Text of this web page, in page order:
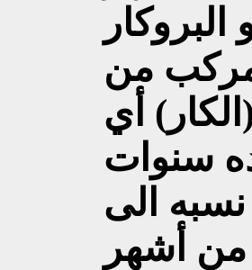
من
أي
سنوات
الى
من أشهر